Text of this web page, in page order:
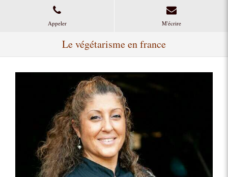
Appeler M'écrire
Le végétarisme en france